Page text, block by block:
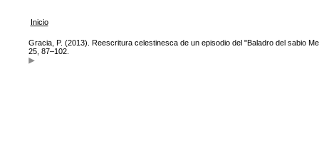
Inicio
Gracia, P. (2013). Reescritura celestinesca de un episodio del "Baladro del sabio
25, 87–102.